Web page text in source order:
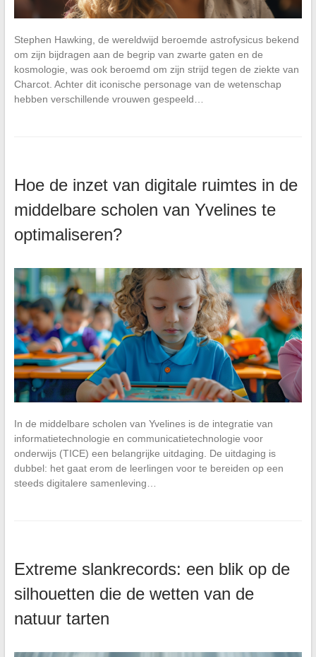
Stephen Hawking, de wereldwijd beroemde astrofysicus bekend
om zijn bijdragen aan de begrip van zwarte gaten en de
kosmologie, was ook beroemd om zijn strijd tegen de ziekte van
Charcot. Achter dit iconische personage van de wetenschap
hebben verschillende vrouwen gespeeld…
Hoe de inzet van digitale ruimtes in de
middelbare scholen van Yvelines te
optimaliseren?
In de middelbare scholen van Yvelines is de integratie van
informatietechnologie en communicatietechnologie voor
onderwijs (TICE) een belangrijke uitdaging. De uitdaging is
dubbel: het gaat erom de leerlingen voor te bereiden op een
steeds digitalere samenleving…
Extreme slankrecords: een blik op de
silhouetten die de wetten van de
natuur tarten